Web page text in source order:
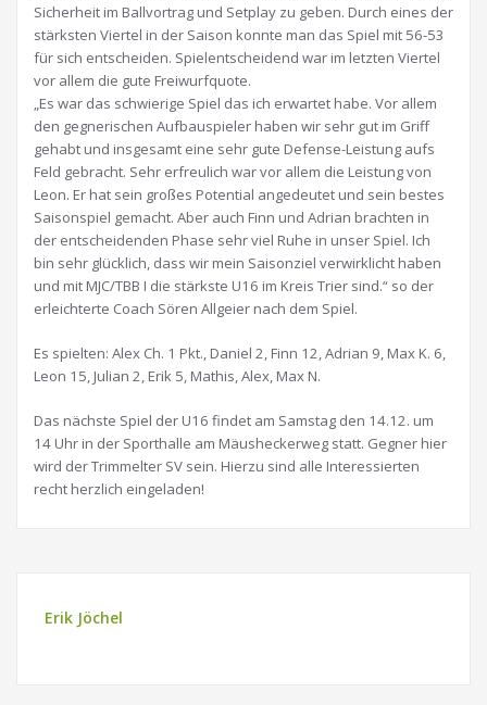
Sicherheit im Ballvortrag und Setplay zu geben. Durch eines der
stärksten Viertel in der Saison konnte man das Spiel mit 56-53
für sich entscheiden. Spielentscheidend war im letzten Viertel
vor allem die gute Freiwurfquote.
„Es war das schwierige Spiel das ich erwartet habe. Vor allem
den gegnerischen Aufbauspieler haben wir sehr gut im Griff
gehabt und insgesamt eine sehr gute Defense-Leistung aufs
Feld gebracht. Sehr erfreulich war vor allem die Leistung von
Leon. Er hat sein großes Potential angedeutet und sein bestes
Saisonspiel gemacht. Aber auch Finn und Adrian brachten in
der entscheidenden Phase sehr viel Ruhe in unser Spiel. Ich
bin sehr glücklich, dass wir mein Saisonziel verwirklicht haben
und mit MJC/TBB I die stärkste U16 im Kreis Trier sind.“ so der
erleichterte Coach Sören Allgeier nach dem Spiel.
Es spielten: Alex Ch. 1 Pkt., Daniel 2, Finn 12, Adrian 9, Max K. 6,
Leon 15, Julian 2, Erik 5, Mathis, Alex, Max N.
Das nächste Spiel der U16 findet am Samstag den 14.12. um
14 Uhr in der Sporthalle am Mäusheckerweg statt. Gegner hier
wird der Trimmelter SV sein. Hierzu sind alle Interessierten
recht herzlich eingeladen!
Erik Jöchel